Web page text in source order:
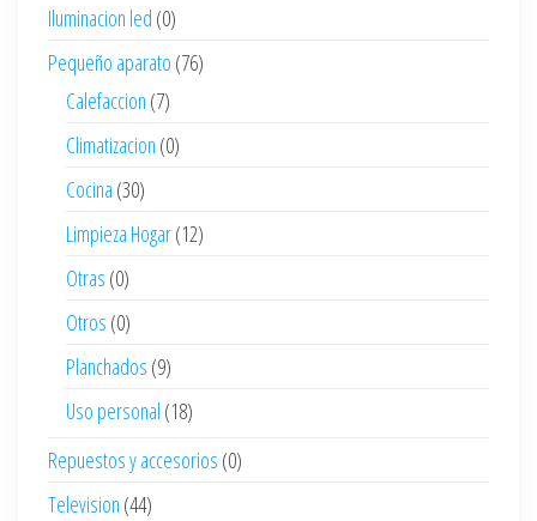
Iluminacion led (0)
Pequeño aparato (76)
Calefaccion (7)
Climatizacion (0)
Cocina (30)
Limpieza Hogar(12)
Otras (0)
Otros (0)
Planchados (9)
Uso personal (18)
Repuestos y accesorios (0)
Television (44)